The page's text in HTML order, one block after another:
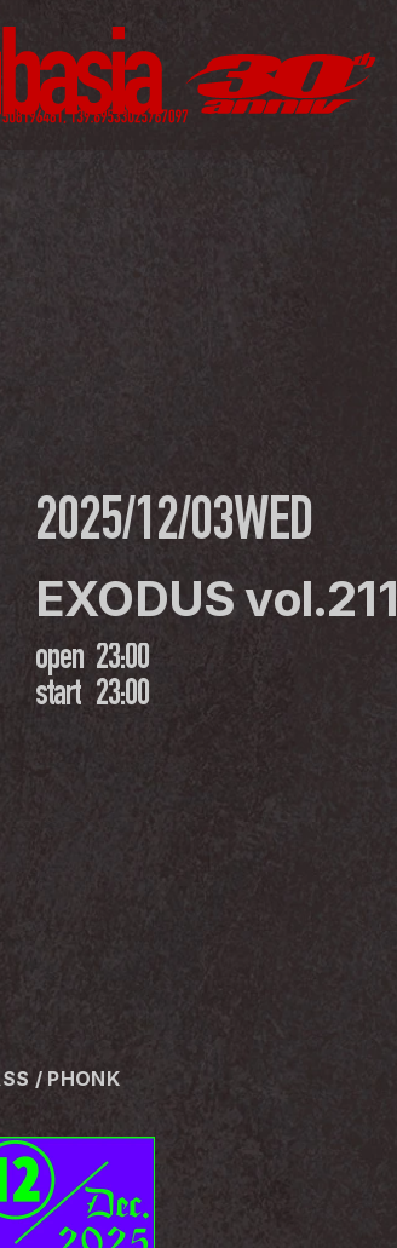
2025/12/03WED
EXODUS vol.211
open 23:00
start 23:00
/ PHONK